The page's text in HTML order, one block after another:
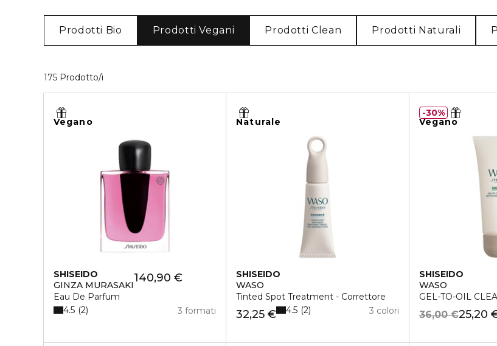
Prodotti Bio Prodotti Vegani Prodotti Clean Prodotti Naturali
175 Prodotto/i
Vegano
SHISEIDO
GINZA MURASAKI
Eau De Parfum
140,90 €
3 formati
4.5 2
Naturale
SHISEIDO
WASO
Tinted Spot Treatment - Correttore
32,25 € 3 colori
4.5 2
Vegano
SHISEIDO
WASO
GEL-TO-OIL
25,20
36,00 €
30%